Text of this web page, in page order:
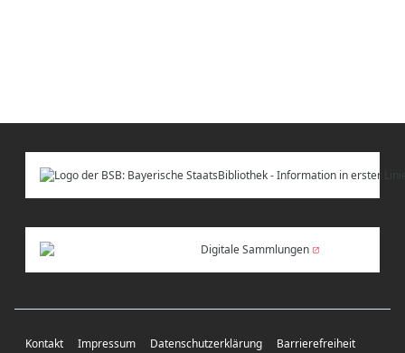
Digitale Sammlungen
Kontakt Impressum Datenschutzerklärung Barrierefreiheit